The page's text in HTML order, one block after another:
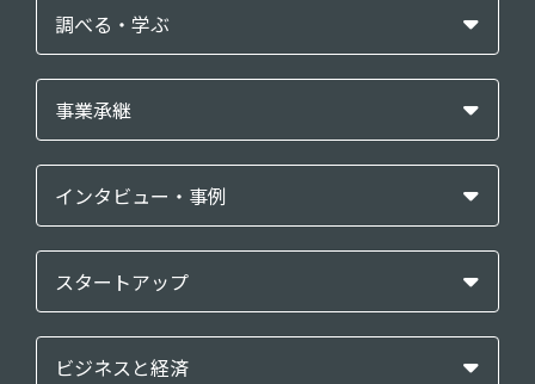
調べる・学ぶ
事業承継
インタビュー・事例
スタートアップ
ビジネスと経済